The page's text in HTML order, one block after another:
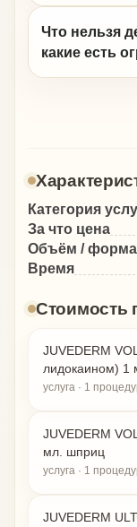
Что нельзя
какие есть
Категория
За что цена
Объём /
Время
Стоимость
JUVEDERM
лидокаином) 1
услуга · 1
JUVEDERM
мл. шприц
услуга · 1
JUVEDERM